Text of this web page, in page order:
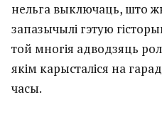
нельга выключаць, што
запазычылі гэтую
той многія адводзяць
якім карысталіся на
часы.